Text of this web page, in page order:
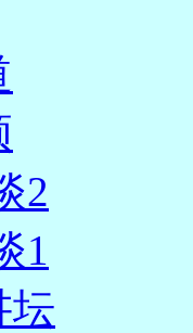
2
1
坛